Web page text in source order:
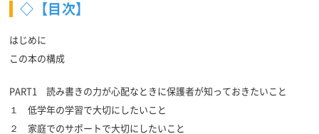
◇【目次】
はじめに
この本の構成
PART1 読み書きの力が心配なときに保護者が知っておきたいこと
１ 低学年の学習で大切にしたいこと
２ 家庭でのサポートで大切にしたいこと